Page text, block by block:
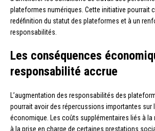
plateformes numériques. Cette initiative pourrait
redéfinition du statut des plateformes et à un
responsabilités.
Les conséquences
responsabilité accrue
L’augmentation des responsabilités des
pourrait avoir des répercussions importantes sur
économique. Les coûts supplémentaires liés à
à la prise en charge de certaines prestations